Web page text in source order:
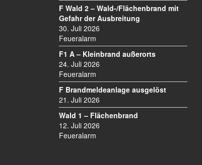
F Wald 2 – Wald-/Flächenbrand mit
Gefahr der Ausbreitung
30. Juli 2026
Feueralarm
F1 A – Kleinbrand außerorts
24. Juli 2026
Feueralarm
F Brandmeldeanlage ausgelöst
21. Juli 2026
Wald 1 – Flächenbrand
12. Juli 2026
Feueralarm